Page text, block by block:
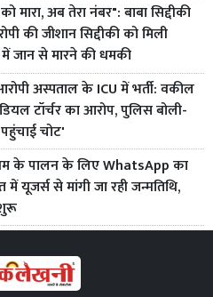
मारा, अब तेरा नंबर": बाबा सिद्दीकी
की जीशान सिद्दीकी को मिली
जान से मारने की धमकी
अस्पताल के ICU में भर्ती: वकील
टॉर्चर का आरोप, पुलिस बोली-
चोट'
के पालन के लिए WhatsApp का
यूजर्स से मांगी जा रही जन्मतिथि,